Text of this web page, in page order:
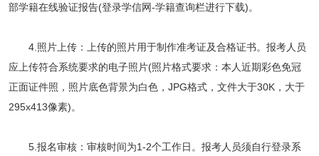
部学籍在线验证报告(登录学信网-学籍查询栏进行下载)。
4.照片上传：上传的照片用于制作准考证及合格证书。报考人员
应上传符合系统要求的电子照片(照片格式要求：本人近期彩色免冠
正面证件照，照片底色背景为白色，JPG格式，文件大于30K，大于
295x413像素)。
5.报名审核：审核时间为1-2个工作日。报考人员须自行登录系